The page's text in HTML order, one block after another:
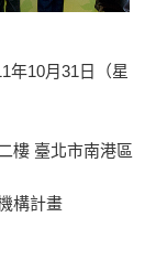
年10月31日（星
樓 臺北市南港區
構計畫